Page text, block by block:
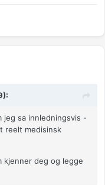
jeg sa innledningsvis -
reelt medisinsk
kjenner deg og legge